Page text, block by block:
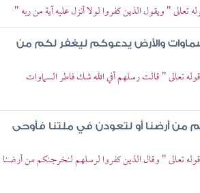
تعالى " ويقول الذين كفروا لولا أنزل عليه آية من ربه "
والأرض يدعوكم ليغفر لكم من
تعالى " قالت رسلهم أفي الله شك فاطر السماوات
من أرضنا أو لتعودن في ملتنا فأوحى
تعالى " وقال الذين كفروا لرسلهم لنخرجنكم من أرضنا